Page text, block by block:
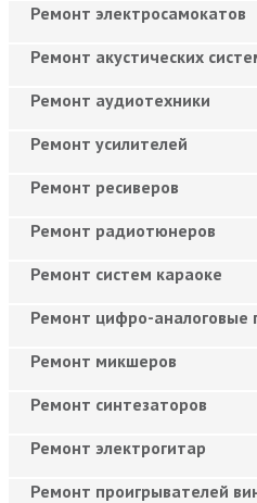
Ремонт электросамокатов
Ремонт акустических
Ремонт аудиотехники
Ремонт усилителей
Ремонт ресиверов
Ремонт радиотюнеров
Ремонт систем караоке
Ремонт цифро-аналоговые
Ремонт микшеров
Ремонт синтезаторов
Ремонт электрогитар
Ремонт проигрывателей